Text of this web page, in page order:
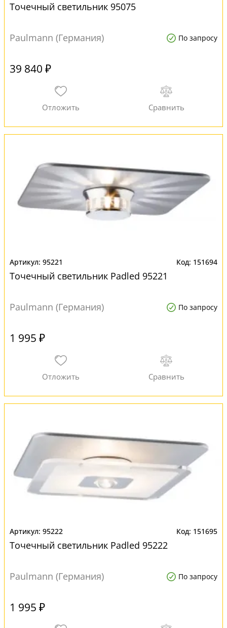
Точечный светильник 95075
Paulmann (Германия) По запросу
39 840 ₽
95221 151694
Точечный светильник Padled 95221
Paulmann (Германия) По запросу
1 995 ₽
95222 151695
Точечный светильник Padled 95222
Paulmann (Германия) По запросу
1 995 ₽